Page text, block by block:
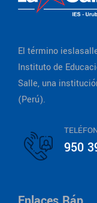
El término
Instituto de
Salle, una
(Perú).
950